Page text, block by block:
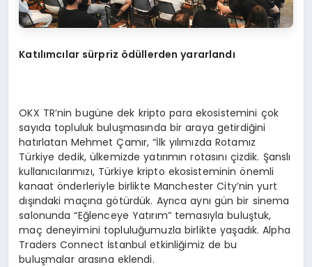
Katılımcılar sürpriz ödüllerden yararlandı
OKX TR’nin bugüne dek kripto para ekosistemini çok
sayıda topluluk buluşmasında bir araya getirdiğini
hatırlatan Mehmet Çamır, “İlk yılımızda Rotamız
Türkiye dedik, ülkemizde yatırımın rotasını çizdik. Şanslı
kullanıcılarımızı, Türkiye kripto ekosisteminin önemli
kanaat önderleriyle birlikte Manchester City’nin yurt
dışındaki maçına götürdük. Ayrıca aynı gün bir sinema
salonunda “Eğlenceye Yatırım” temasıyla buluştuk,
maç deneyimini topluluğumuzla birlikte yaşadık. Alpha
Traders Connect İstanbul etkinliğimiz de bu
buluşmalar arasına eklendi.